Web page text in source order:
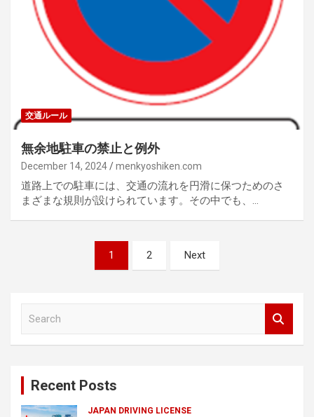
交通ルール
無余地駐車の禁止と例外
December 14, 2024 menkyoshiken.com
道路上での駐車には、交通の流れを円滑に保つためのさ
まざまな規則が設けられています。その中でも、…
1 2 Next
Recent Posts
JAPAN DRIVING LICENSE